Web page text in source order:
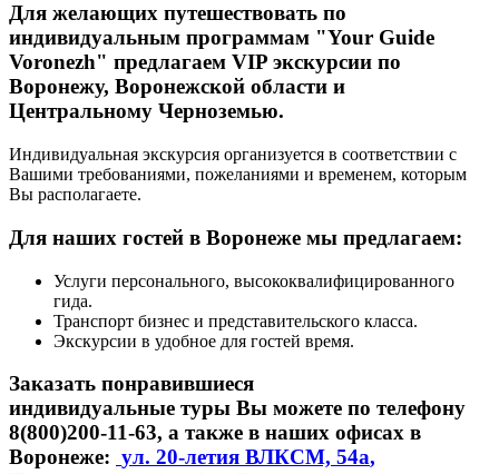
Для желающих путешествовать по
индивидуальным программам "Your Guide
Voronezh" предлагаем VIP экскурсии по
Воронежу, Воронежской области и
Центральному Черноземью.
Индивидуальная экскурсия организуется в соответствии с
Вашими требованиями, пожеланиями и временем, которым
Вы располагаете.
Для наших гостей в Воронеже мы предлагаем:
Услуги персонального, высококвалифицированного
гида.
Транспорт бизнес и представительского класса.
Экскурсии в удобное для гостей время.
Заказать понравившиеся
индивидуальные туры Вы можете по телефону
8(800)200-11-63, а также в наших офисах в
Воронеже: ул. 20-летия ВЛКСМ, 54а,